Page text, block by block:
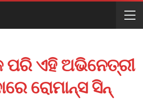
ଏହି ଅଭିନେତ୍ରୀ
ରୋମାନ୍ସ ସିନ୍